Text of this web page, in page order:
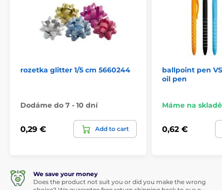
rozetka glitter 1/5 cm 5660244
Dodáme do 7 - 10 dní
0,29 € Add to cart
ballpoint pen
oil pen
Máme na skladě
0,62 €
We save your money
Does the product not suit you or did you make the wrong